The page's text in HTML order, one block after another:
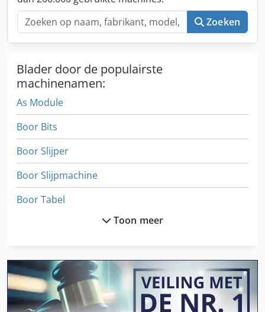
Zoeken
Blader door de populairste
machinenamen:
As Module
Boor Bits
Boor Slijper
Boor Slijpmachine
Boor Tabel
Broodje Van De Diervoeders
Draaibare Kop
German
Toon meer